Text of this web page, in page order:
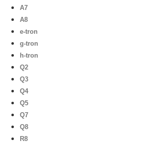
A7
A8
e-tron
g-tron
h-tron
Q2
Q3
Q4
Q5
Q7
Q8
R8